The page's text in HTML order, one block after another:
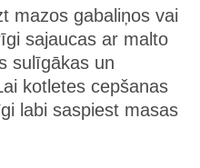
mazos gabaliņos vai
sajaucas ar malto
sulīgākas un
kotletes cepšanas
labi saspiest masas